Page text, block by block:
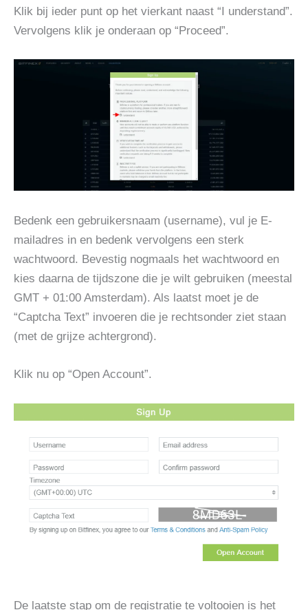
Klik bij ieder punt op het vierkant naast “I understand”.
Vervolgens klik je onderaan op “Proceed”.
Bedenk een gebruikersnaam (username), vul je E-
mailadres in en bedenk vervolgens een sterk
wachtwoord. Bevestig nogmaals het wachtwoord en
kies daarna de tijdszone die je wilt gebruiken (meestal
GMT + 01:00 Amsterdam). Als laatst moet je de
“Captcha Text” invoeren die je rechtsonder ziet staan
(met de grijze achtergrond).
Klik nu op “Open Account”.
De laatste stap om de registratie te voltooien is het